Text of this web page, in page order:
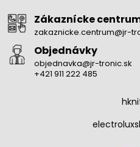
Zákaznícke
zakaznicke.centrum@jr-
Objednávky
objednavka@jr-tronic.sk
+421 911 222 485